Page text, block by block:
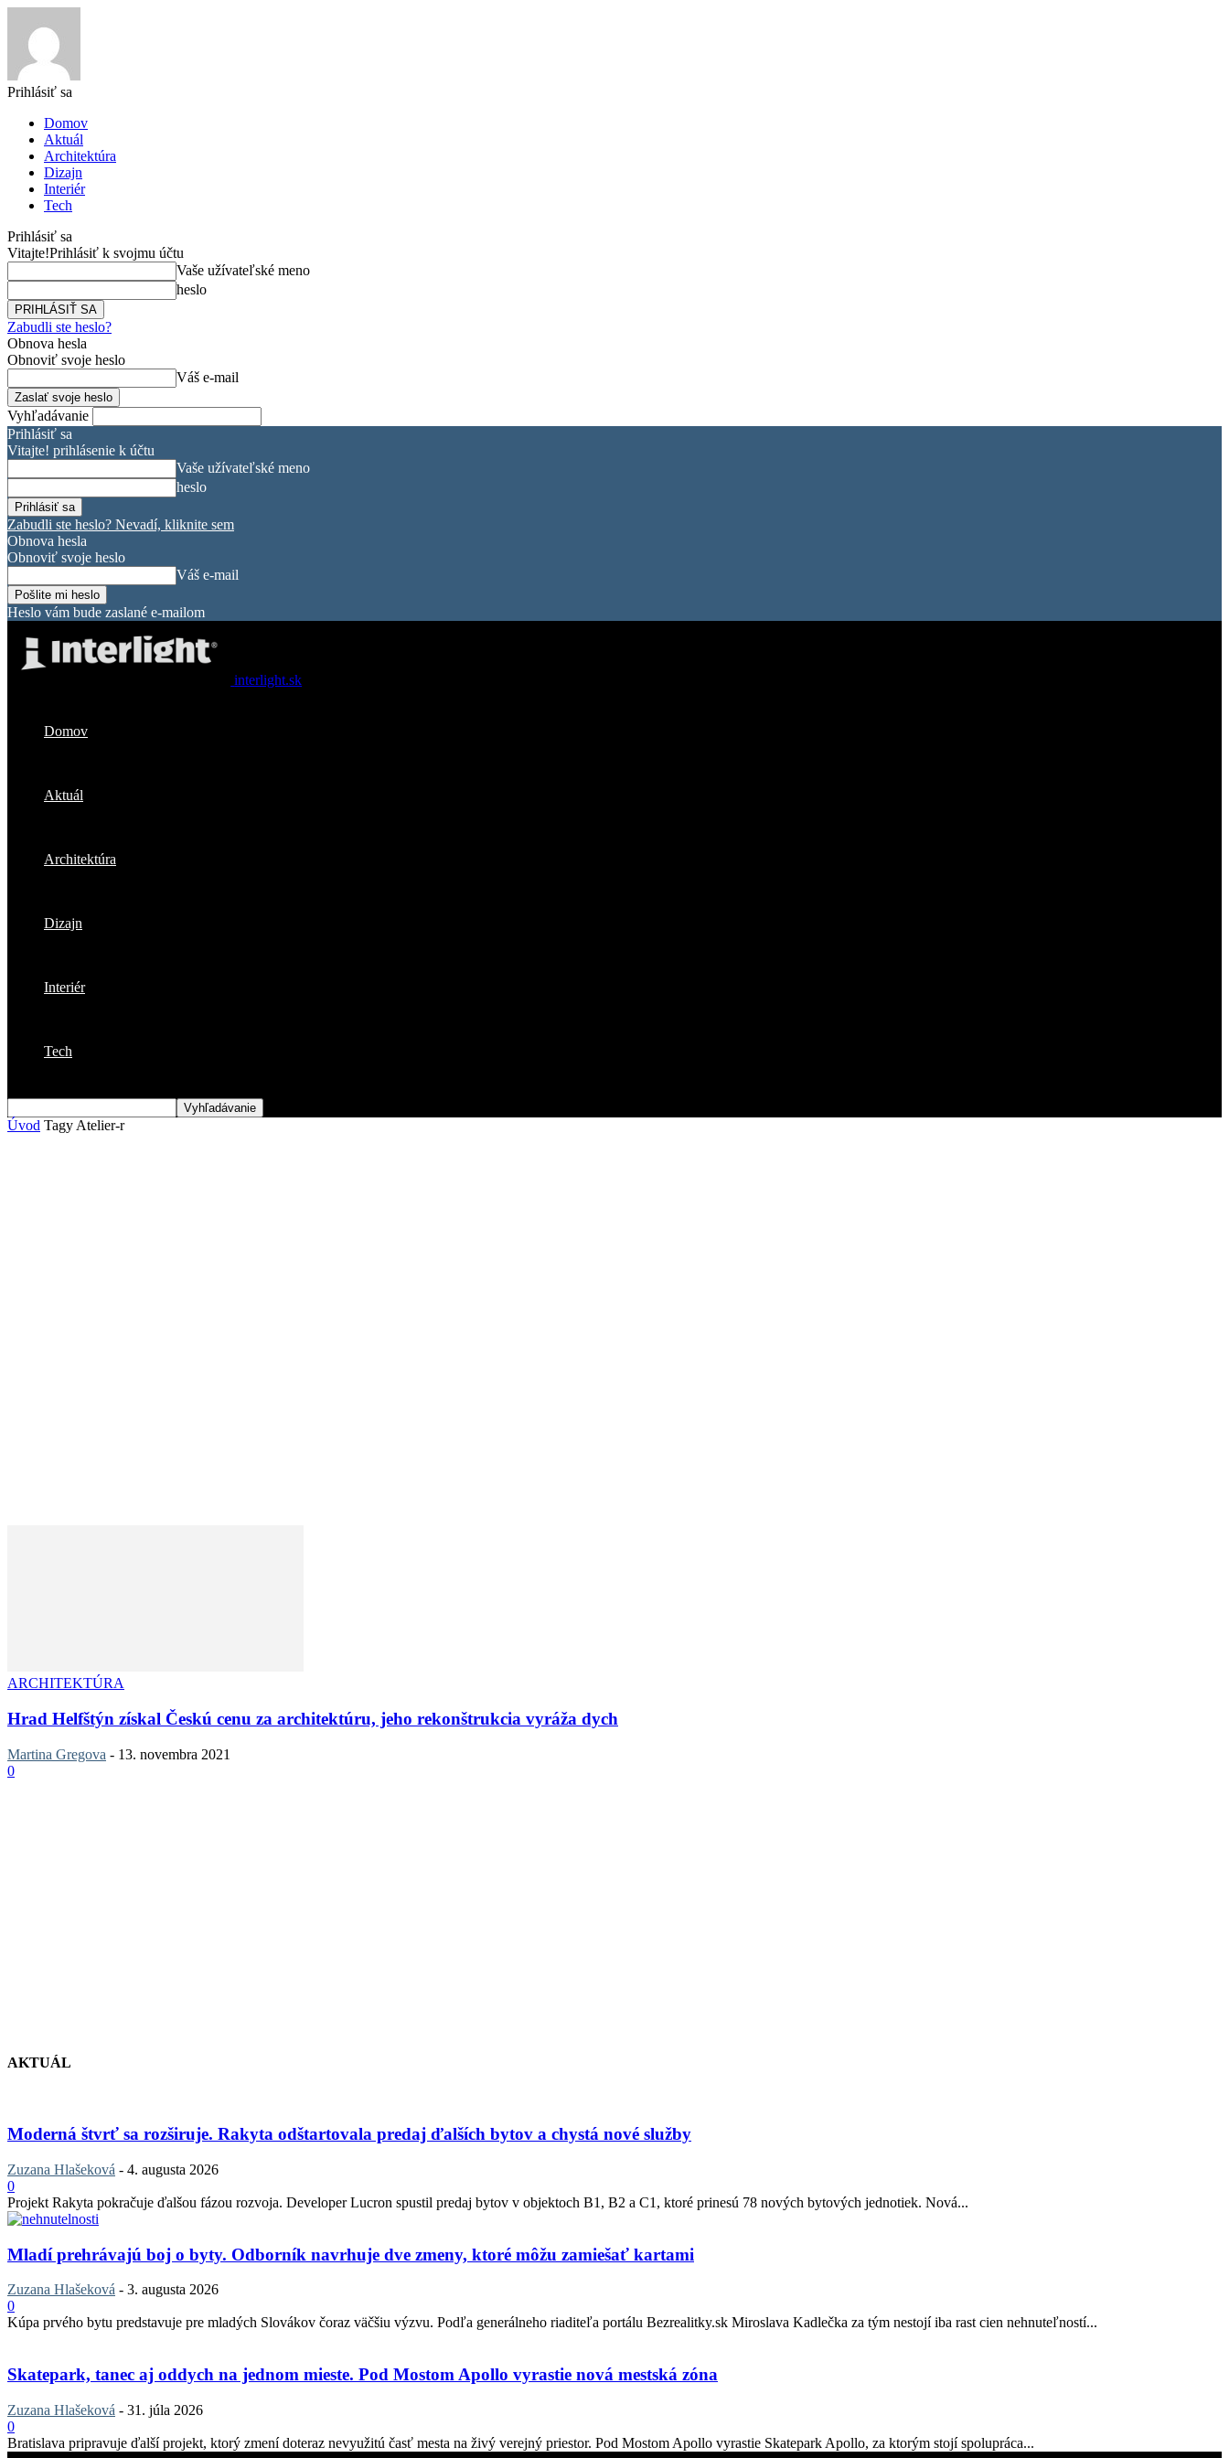
Prihlásiť sa
Domov
Aktuál
Architektúra
Dizajn
Interiér
Tech
Prihlásiť sa
Vitajte!Prihlásiť k svojmu účtu
Vaše užívateľské meno
heslo
Zabudli ste heslo?
Obnova hesla
Obnoviť svoje heslo
Váš e-mail
Vyhľadávanie
Prihlásiť sa
Vitajte! prihlásenie k účtu
Vaše užívateľské meno
heslo
Zabudli ste heslo? Nevadí, kliknite sem
Obnova hesla
Obnoviť svoje heslo
Váš e-mail
Heslo vám bude zaslané e-mailom
interlight.sk
Domov
Aktuál
Architektúra
Dizajn
Interiér
Tech
Úvod Tagy Atelier-r
ARCHITEKTÚRA
Hrad Helfštýn získal Českú cenu za architektúru, jeho rekonštrukcia vyráža dych
Martina Gregova - 13. novembra 2021
0
AKTUÁL
Moderná štvrť sa rozširuje. Rakyta odštartovala predaj ďalších bytov a chystá nové služby
Zuzana Hlašeková - 4. augusta 2026
0
Projekt Rakyta pokračuje ďalšou fázou rozvoja. Developer Lucron spustil predaj bytov v objektoch B1, B2 a C1, ktoré prinesú 78 nových bytových jednotiek. Nová...
Mladí prehrávajú boj o byty. Odborník navrhuje dve zmeny, ktoré môžu zamiešať kartami
Zuzana Hlašeková - 3. augusta 2026
0
Kúpa prvého bytu predstavuje pre mladých Slovákov čoraz väčšiu výzvu. Podľa generálneho riaditeľa portálu Bezrealitky.sk Miroslava Kadlečka za tým nestojí iba rast cien nehnuteľností...
Skatepark, tanec aj oddych na jednom mieste. Pod Mostom Apollo vyrastie nová mestská zóna
Zuzana Hlašeková - 31. júla 2026
0
Bratislava pripravuje ďalší projekt, ktorý zmení doteraz nevyužitú časť mesta na živý verejný priestor. Pod Mostom Apollo vyrastie Skatepark Apollo, za ktorým stojí spolupráca...